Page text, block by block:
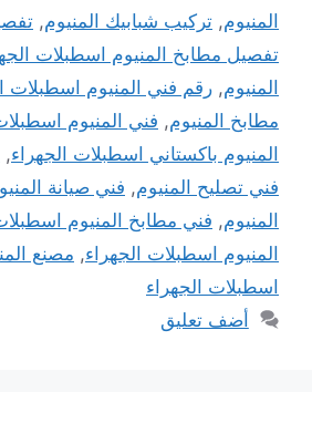
المنيوم, تركيب شبابيك المنيوم,
تفصيل مطابخ المنيوم اسطبلات
المنيوم, رقم فني المنيوم اسطبلات
مطابخ المنيوم, فني المنيوم
المنيوم باكستاني اسطبلات الجهراء,
فني تصليح المنيوم, فني صيانة
المنيوم, فني مطابخ المنيوم
المنيوم اسطبلات الجهراء, مصنع
اسطبلات الجهراء
أضف تعليق